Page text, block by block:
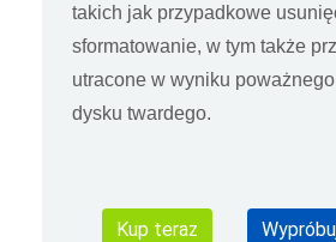
takich jak przypadkowe
sformatowanie, w tym także
utracone w wyniku
dysku twardego.
Kup teraz